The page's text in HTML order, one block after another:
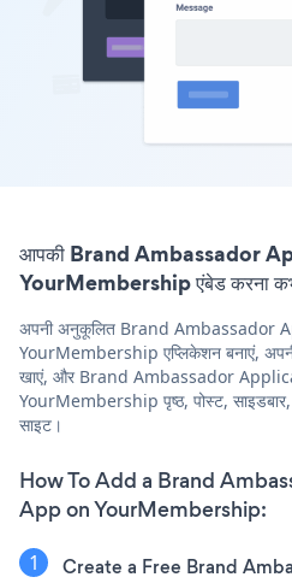
आपकी Brand Ambassador
YourMembership एंबेड करना
अपनी अनुकूलित Brand Ambassador
YourMembership एप्लिकेशन बनाएं,
खाएं, और Brand Ambassador
YourMembership पृष्ठ, पोस्ट,
साइट।
How To Add a Brand
App on YourMembership:
Create a Free Brand